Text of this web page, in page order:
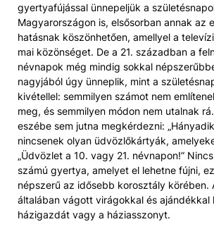
gyertyafújással ünnepeljük a
Magyarországon is, elsősorban annak az
hatásnak köszönhetően, amellyel a
mai közönséget. De a 21. században a
névnapok még mindig sokkal
nagyjából úgy ünneplik, mint a
kivétellel: semmilyen számot nem
meg, és semmilyen módon nem utalnak
eszébe sem jutna megkérdezni:
nincsenek olyan üdvözlőkártyák,
„Üdvözlet a 10. vagy 21. névnapon!”
számú gyertya, amelyet el lehetne fújni,
népszerű az idősebb korosztály körében.
általában vágott virágokkal és ajándékkal
házigazdát vagy a háziasszonyt.